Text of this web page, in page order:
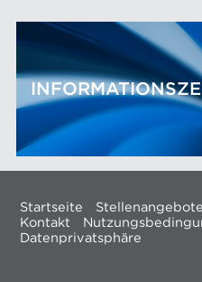
Startseite Stellenangebote
Kontakt
Datenprivatsphäre